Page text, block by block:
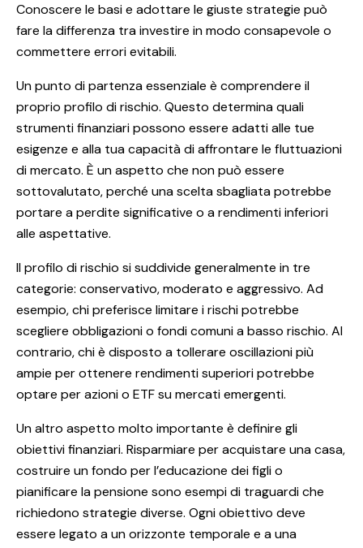
Conoscere le basi e adottare le giuste strategie può
fare la differenza tra investire in modo consapevole o
commettere errori evitabili.
Un punto di partenza essenziale è comprendere il
proprio profilo di rischio. Questo determina quali
strumenti finanziari possono essere adatti alle tue
esigenze e alla tua capacità di affrontare le fluttuazioni
di mercato. È un aspetto che non può essere
sottovalutato, perché una scelta sbagliata potrebbe
portare a perdite significative o a rendimenti inferiori
alle aspettative.
Il profilo di rischio si suddivide generalmente in tre
categorie: conservativo, moderato e aggressivo. Ad
esempio, chi preferisce limitare i rischi potrebbe
scegliere obbligazioni o fondi comuni a basso rischio. Al
contrario, chi è disposto a tollerare oscillazioni più
ampie per ottenere rendimenti superiori potrebbe
optare per azioni o ETF su mercati emergenti.
Un altro aspetto molto importante è definire gli
obiettivi finanziari. Risparmiare per acquistare una casa,
costruire un fondo per l’educazione dei figli o
pianificare la pensione sono esempi di traguardi che
richiedono strategie diverse. Ogni obiettivo deve
essere legato a un orizzonte temporale e a una